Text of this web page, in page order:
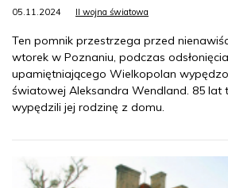
05.11.2024 II wojna światowa
Ten pomnik przestrzega przed
wtorek w Poznaniu, podczas
upamiętniającego Wielkopolan
światowej Aleksandra Wendland. 85 lat
wypędzili jej rodzinę z domu.